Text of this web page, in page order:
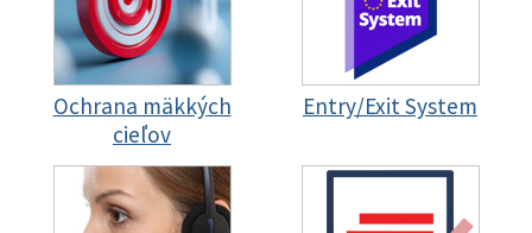
Ochrana mäkkých
cieľov
Entry/Exit System